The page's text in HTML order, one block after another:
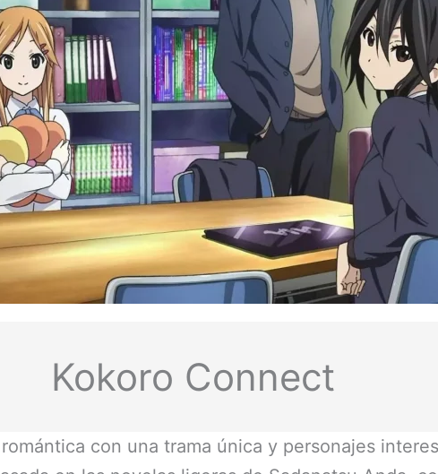
Kokoro Connect
con una trama única y personajes